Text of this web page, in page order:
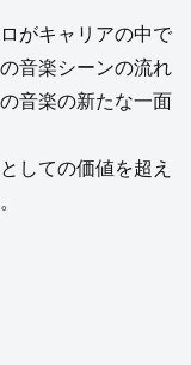
がキャリアの中で
音楽シーンの流れ
音楽の新たな一面
しての価値を超え